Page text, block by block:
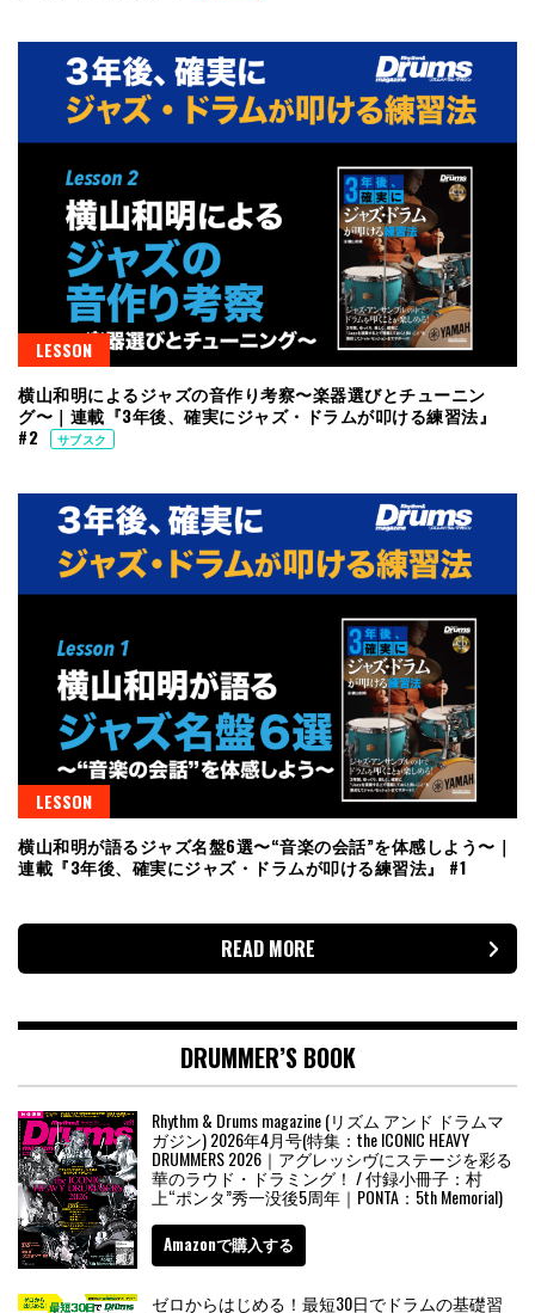
LESSON
横山和明によるジャズの音作り考察〜楽器選びとチューニン
グ〜｜連載『3年後、確実にジャズ・ドラムが叩ける練習法』
#2
サブスク
LESSON
横山和明が語るジャズ名盤6選〜“音楽の会話”を体感しよう〜｜
連載『3年後、確実にジャズ・ドラムが叩ける練習法』 #1
READ MORE
DRUMMER’S BOOK
Rhythm & Drums magazine (リズム アンド ドラムマ
ガジン) 2026年4月号(特集：the ICONIC HEAVY
DRUMMERS 2026｜アグレッシヴにステージを彩る
華のラウド・ドラミング！ / 付録小冊子：村
上“ポンタ”秀一没後5周年｜PONTA：5th Memorial)
Amazonで購入する
ゼロからはじめる！最短30日でドラムの基礎習